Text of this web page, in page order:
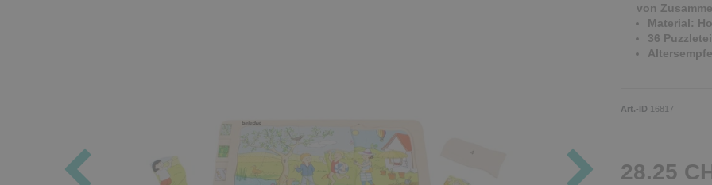
von
Material:
36
Art.-ID 16817
28.25